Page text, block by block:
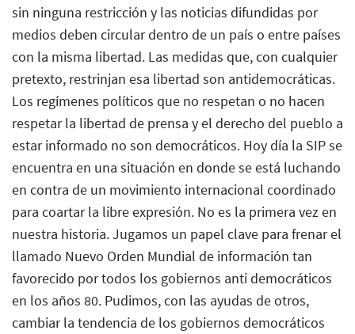
sin ninguna restricción y las noticias difundidas por
medios deben circular dentro de un país o entre países
con la misma libertad. Las medidas que, con cualquier
pretexto, restrinjan esa libertad son antidemocráticas.
Los regímenes políticos que no respetan o no hacen
respetar la libertad de prensa y el derecho del pueblo a
estar informado no son democráticos. Hoy día la SIP se
encuentra en una situación en donde se está luchando
en contra de un movimiento internacional coordinado
para coartar la libre expresión. No es la primera vez en
nuestra historia. Jugamos un papel clave para frenar el
llamado Nuevo Orden Mundial de información tan
favorecido por todos los gobiernos anti democráticos
en los años 80. Pudimos, con las ayudas de otros,
cambiar la tendencia de los gobiernos democráticos